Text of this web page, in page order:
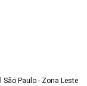
São Paulo - Zona Leste